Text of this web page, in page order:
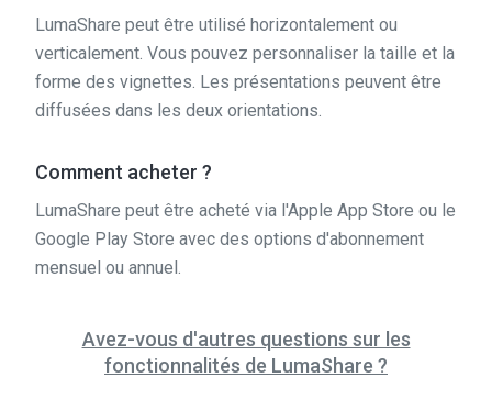
LumaShare peut être utilisé horizontalement ou
verticalement. Vous pouvez personnaliser la taille et la
forme des vignettes. Les présentations peuvent être
diffusées dans les deux orientations.
Comment acheter ?
LumaShare peut être acheté via l'Apple App Store ou le
Google Play Store avec des options d'abonnement
mensuel ou annuel.
Avez-vous d'autres questions sur les
fonctionnalités de LumaShare ?